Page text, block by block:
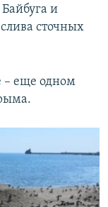
и
сточных
– еще одном